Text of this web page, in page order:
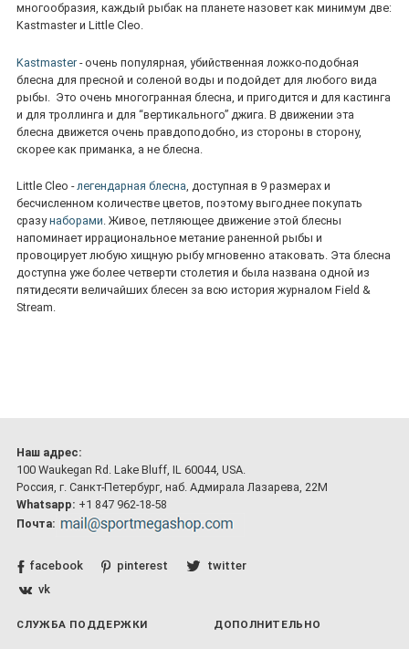
многообразия, каждый рыбак на планете назовет как минимум две:
Kastmaster и Little Cleo.
Kastmaster - очень популярная, убийственная ложко-подобная
блесна для пресной и соленой воды и подойдет для любого вида
рыбы. Это очень многогранная блесна, и пригодится и для кастинга
и для троллинга и для “вертикального” джига. В движении эта
блесна движется очень правдоподобно, из стороны в сторону,
скорее как приманка, а не блесна.
Little Cleo -легендарная блесна, доступная в 9 размерах и
бесчисленном количестве цветов, поэтому выгоднее покупать
сразунаборами. Живое, петляющее движение этой блесны
напоминает иррациональное метание раненной рыбы и
провоцирует любую хищную рыбу мгновенно атаковать. Эта блесна
доступна уже более четверти столетия и была названа одной из
пятидесяти величайших блесен за всю история журналом Field &
Stream.
Наш адрес:
100 Waukegan Rd. Lake Bluff, IL 60044, USA.
Россия, г. Санкт-Петербург, наб. Адмирала Лазарева, 22М
Whatsapp: +1 847 962-18-58
Почта:
facebook pinterest
twitter
vk
СЛУЖБА ПОДДЕРЖКИ ДОПОЛНИТЕЛЬНО